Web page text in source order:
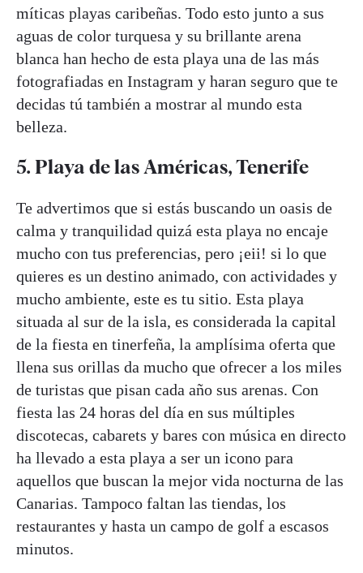
míticas playas caribeñas. Todo esto junto a sus
aguas de color turquesa y su brillante arena
blanca han hecho de esta playa una de las más
fotografiadas en Instagram y haran seguro que te
decidas tú también a mostrar al mundo esta
belleza.
5. Playa de las Américas, Tenerife
Te advertimos que si estás buscando un oasis de
calma y tranquilidad quizá esta playa no encaje
mucho con tus preferencias, pero ¡eii! si lo que
quieres es un destino animado, con actividades y
mucho ambiente, este es tu sitio. Esta playa
situada al sur de la isla, es considerada la capital
de la fiesta en tinerfeña, la amplísima oferta que
llena sus orillas da mucho que ofrecer a los miles
de turistas que pisan cada año sus arenas. Con
fiesta las 24 horas del día en sus múltiples
discotecas, cabarets y bares con música en directo
ha llevado a esta playa a ser un icono para
aquellos que buscan la mejor vida nocturna de las
Canarias. Tampoco faltan las tiendas, los
restaurantes y hasta un campo de golf a escasos
minutos.